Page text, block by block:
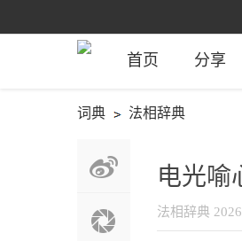
首页 分享
词典 法相辞典
电光喻
法相辞典